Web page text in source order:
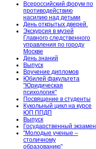
Всероссийский форум по
противодействию
насилию над детьми
День открытых дверей.
Экскурсия в музей
Главного следственного
управления по городу
Москве
День знаний
Выпуск
Вручение дипломов
Юбилей факультета
"Юридическая
психология"
Посвящение в студенты
Кукольный цикл на курсе
ЮП ППДП
Выпуск
Государственный экзамен
"Молодые ученые –
столичному
образованию"